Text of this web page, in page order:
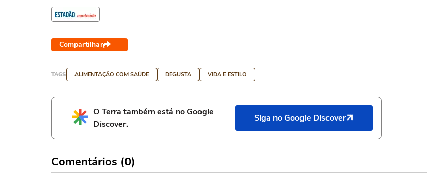
Compartilhar
TAGS ALIMENTAÇÃO COM SAÚDE DEGUSTA VIDA E ESTILO
O Terra também está no Google
Discover.
Siga no Google Discover
Comentários (0)